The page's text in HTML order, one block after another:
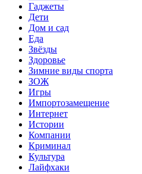
Гаджеты
Дети
Дом и сад
Еда
Звёзды
Здоровье
Зимние виды спорта
ЗОЖ
Игры
Импортозамещение
Интернет
Истории
Компании
Криминал
Культура
Лайфхаки